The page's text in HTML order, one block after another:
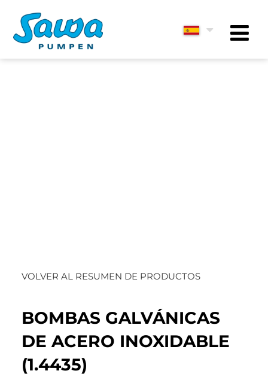
VOLVER AL RESUMEN DE PRODUCTOS
BOMBAS GALVÁNICAS
DE ACERO INOXIDABLE
(1.4435)